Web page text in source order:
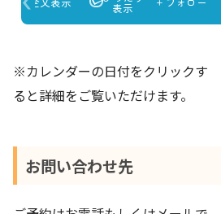
※カレンダーの日付をクリックす
ると詳細をご覧いただけます。
お問い合わせ先